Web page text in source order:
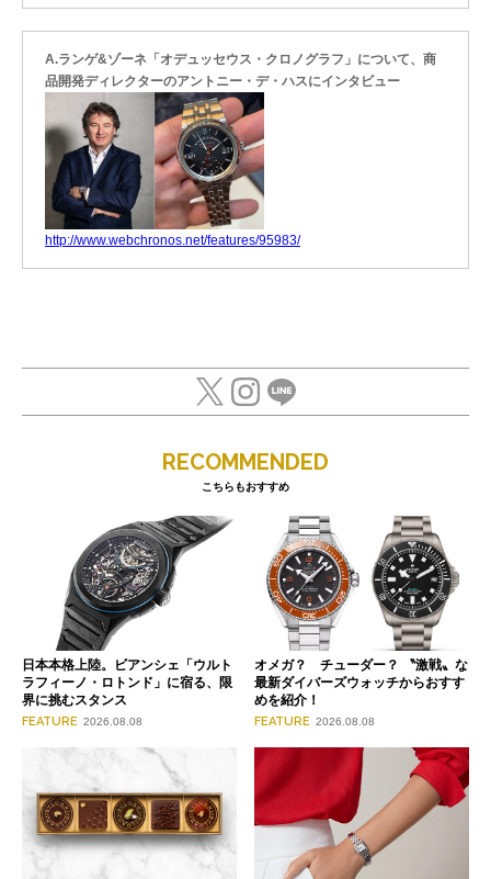
A.ランゲ&ゾーネ「オデュッセウス・クロノグラフ」について、商
品開発ディレクターのアントニー・デ・ハスにインタビュー
http://www.webchronos.net/features/95983/
RECOMMENDED
こちらもおすすめ
日本本格上陸。ビアンシェ「ウルト
ラフィーノ・ロトンド」に宿る、限
界に挑むスタンス
FEATURE 2026.08.08
オメガ？ チューダー？ 〝激戦〟な
最新ダイバーズウォッチからおすす
めを紹介！
FEATURE 2026.08.08